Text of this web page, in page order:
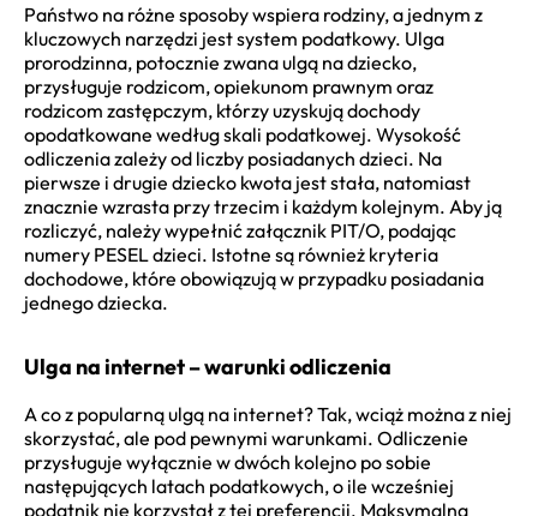
Państwo na różne sposoby wspiera rodziny, a jednym z
kluczowych narzędzi jest system podatkowy. Ulga
prorodzinna, potocznie zwana ulgą na dziecko,
przysługuje rodzicom, opiekunom prawnym oraz
rodzicom zastępczym, którzy uzyskują dochody
opodatkowane według skali podatkowej. Wysokość
odliczenia zależy od liczby posiadanych dzieci. Na
pierwsze i drugie dziecko kwota jest stała, natomiast
znacznie wzrasta przy trzecim i każdym kolejnym. Aby ją
rozliczyć, należy wypełnić załącznik PIT/O, podając
numery PESEL dzieci. Istotne są również kryteria
dochodowe, które obowiązują w przypadku posiadania
jednego dziecka.
Ulga na internet – warunki odliczenia
A co z popularną ulgą na internet? Tak, wciąż można z niej
skorzystać, ale pod pewnymi warunkami. Odliczenie
przysługuje wyłącznie w dwóch kolejno po sobie
następujących latach podatkowych, o ile wcześniej
podatnik nie korzystał z tej preferencji. Maksymalna